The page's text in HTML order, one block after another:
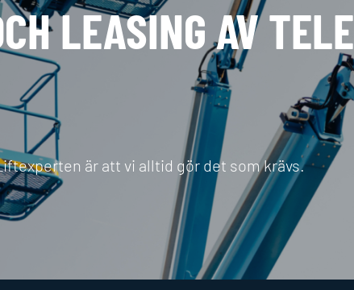
LEASING AV
är att vi alltid gör det som krävs.